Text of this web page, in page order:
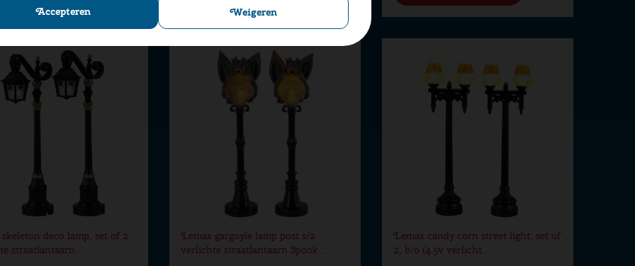
Accepteren Weigeren
deco lamp, set of 2
straatlantaarn…
Lemax gargoyle lamp post s/2
verlichte straatlantaarn Spook…
Lemax candy corn street light, set of
2, b/o (4.5v verlicht…